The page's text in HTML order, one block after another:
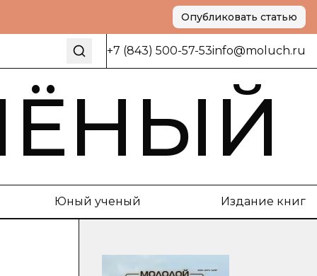
Опубликовать статью
+7 (843) 500-57-53info@moluch.ru
Юный ученый Издание книг